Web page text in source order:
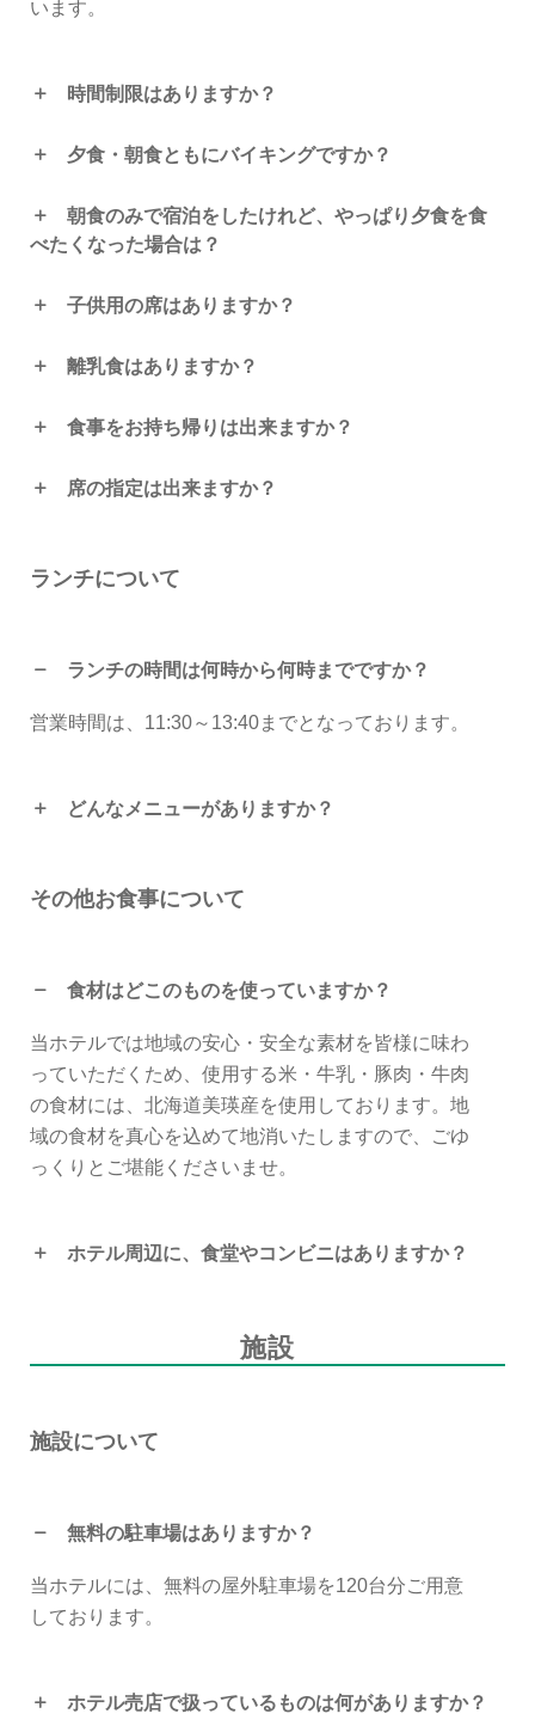
います。
時間制限はありますか？
夕食・朝食ともにバイキングですか？
朝食のみで宿泊をしたけれど、やっぱり夕食を食
べたくなった場合は？
子供用の席はありますか？
離乳食はありますか？
食事をお持ち帰りは出来ますか？
席の指定は出来ますか？
ランチについて
ランチの時間は何時から何時までですか？
営業時間は、11:30～13:40までとなっております。
どんなメニューがありますか？
その他お食事について
食材はどこのものを使っていますか？
当ホテルでは地域の安心・安全な素材を皆様に味わ
っていただくため、使用する米・牛乳・豚肉・牛肉
の食材には、北海道美瑛産を使用しております。地
域の食材を真心を込めて地消いたしますので、ごゆ
っくりとご堪能くださいませ。
ホテル周辺に、食堂やコンビニはありますか？
施設
施設について
無料の駐車場はありますか？
当ホテルには、無料の屋外駐車場を120台分ご用意
しております。
ホテル売店で扱っているものは何がありますか？